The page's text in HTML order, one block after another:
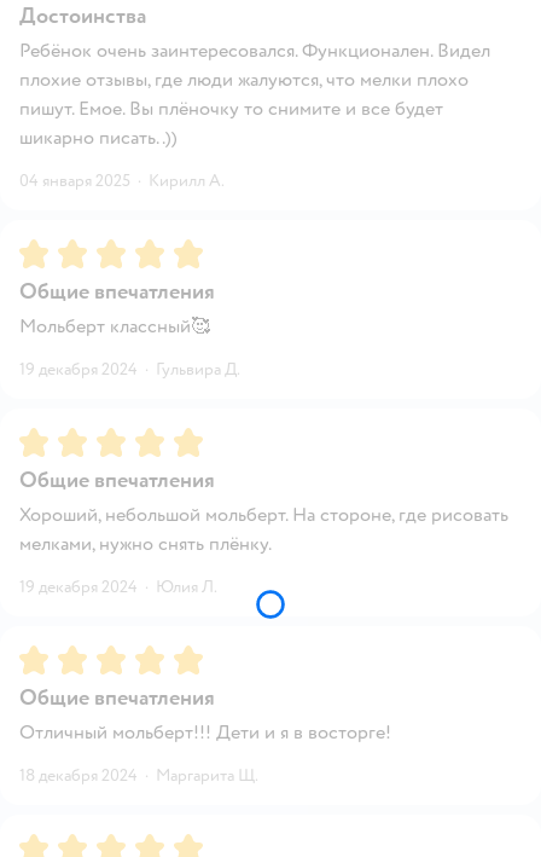
Достоинства
Ребёнок очень заинтересовался. Функционален. Видел
плохие отзывы, где люди жалуются, что мелки плохо
пишут. Емое. Вы плёночку то снимите и все будет
шикарно писать..))
04 января 2025 · Кирилл А.
Рейтинг:5
Общие впечатления
Мольберт классный🥰
19 декабря 2024 · Гульвира Д.
Рейтинг:5
Общие впечатления
Хороший, небольшой мольберт. На стороне, где рисовать
мелками, нужно снять плёнку.
19 декабря 2024 · Юлия Л.
Рейтинг:5
Общие впечатления
Отличный мольберт!!! Дети и я в восторге!
18 декабря 2024 · Маргарита Щ.
Рейтинг:5